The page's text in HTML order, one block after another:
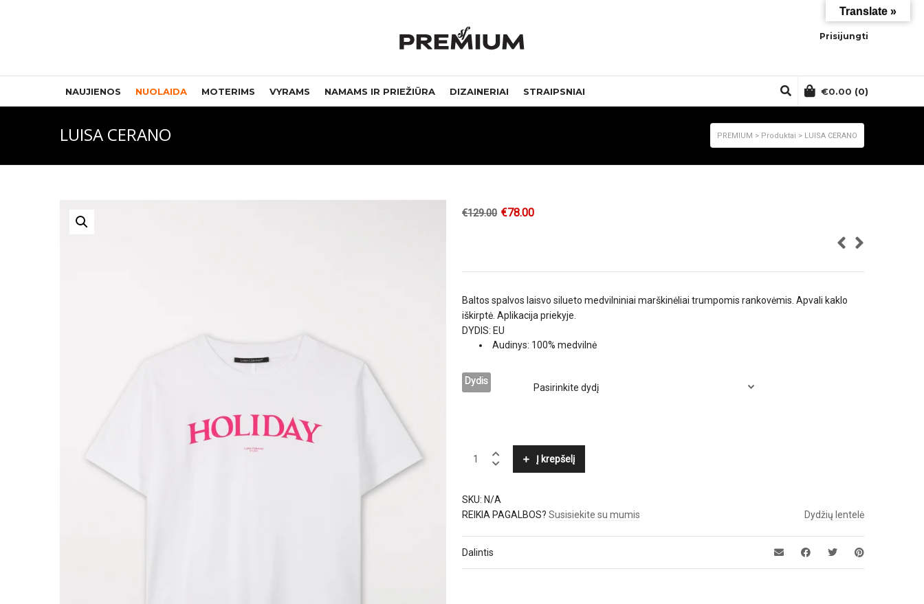
Prisijungti
NAUJIENOS NUOLAIDA MOTERIMS VYRAMS NAMAMS IR PRIEŽIŪRA DIZAINERIAI STRAIPSNIAI €0.00 (0)
LUISA CERANO PREMIUM > Produktai > LUISA CERANO
€129.00 €78.00
Baltos spalvos laisvo silueto medvilniniai marškinėliai trumpomis rankovėmis. Apvali kaklo
iškirptė. Aplikacija priekyje.
DYDIS: EU
Audinys: 100% medvilnė
Dydis
CERANO
Į krepšelį
SKU: N/A
REIKIA PAGALBOS? Susisiekite su mumis Dydžių lentelė
Dalintis
Translate »